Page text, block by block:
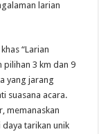
larian
“Larian
pilihan 3 km dan 9
yang jarang
suasana acara.
memanaskan
tarikan unik